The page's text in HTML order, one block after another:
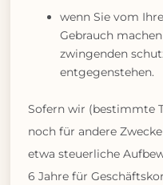
wenn Sie vom
Gebrauch
zwingenden
entgegenstehen.
Sofern wir (bestimmte
noch für andere
etwa steuerliche
6 Jahre für